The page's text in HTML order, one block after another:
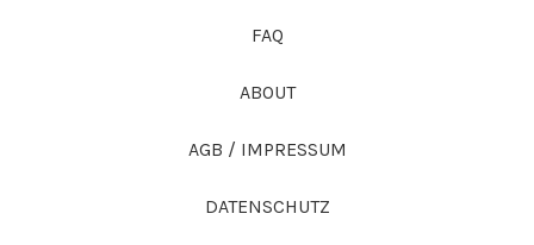
FAQ
ABOUT
AGB / IMPRESSUM
DATENSCHUTZ